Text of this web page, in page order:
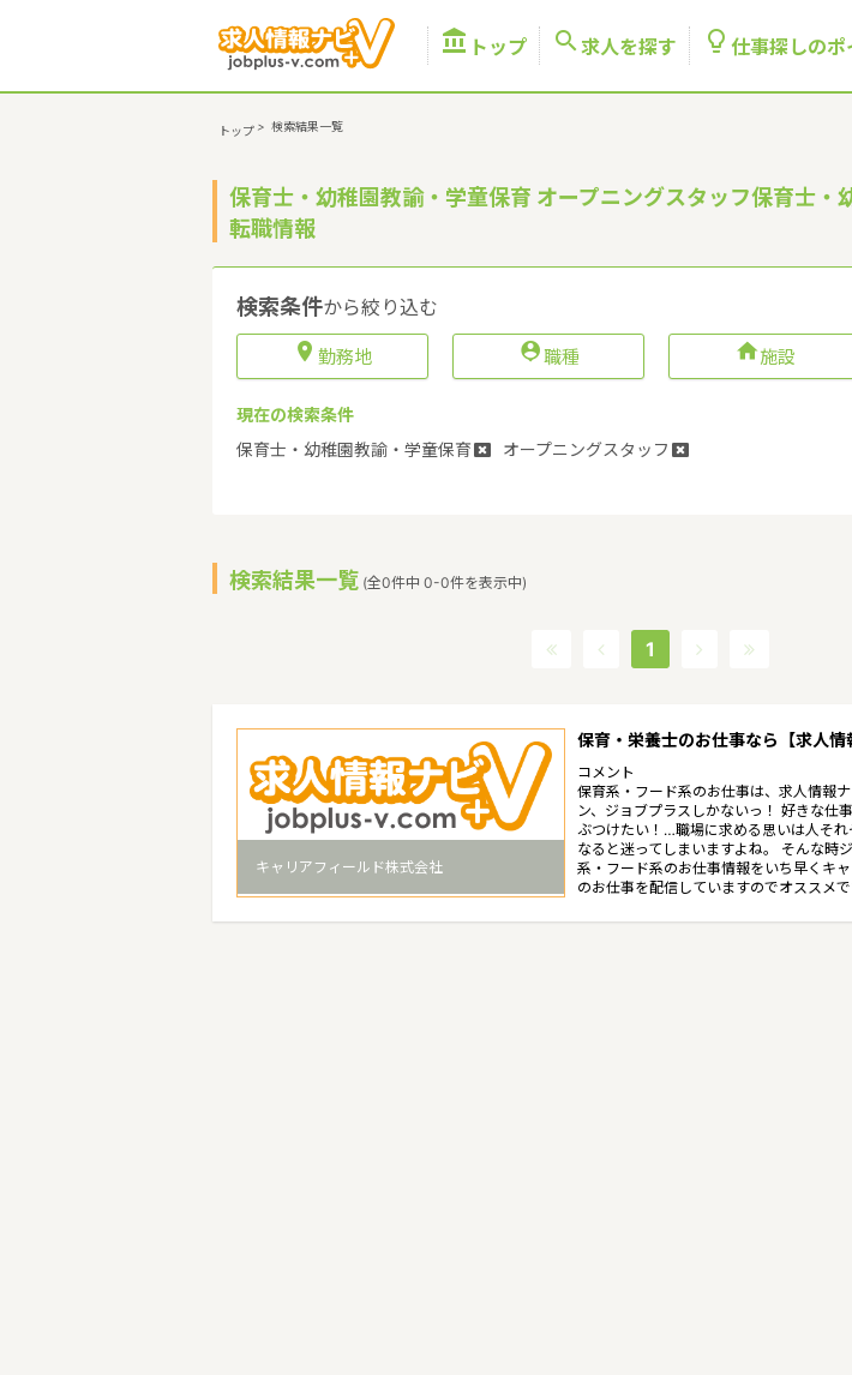
 トップ  求人を探す  仕事探しのポ
トップ > 検索結果一覧
保育士・幼稚園教諭・学童保育 オープニングスタッフ保育士・
転職情報
検索条件から絞り込む
 勤務地 職種 施設
現在の検索条件
保育士・幼稚園教諭・学童保育
オープニングスタッフ
検索結果一覧 (全0件中 0-0件を表示中)
1
キャリアフィールド株式会社
保育・栄養士のお仕事なら【求人
コメント
保育系・フード系のお仕事は、求人情報
ン、ジョブプラスしかないっ！ 好きな仕
ぶつけたい！…職場に求める思いは人そ
なると迷ってしまいますよね。 そんな時
系・フード系のお仕事情報をいち早くキ
のお仕事を配信していますのでオススメで